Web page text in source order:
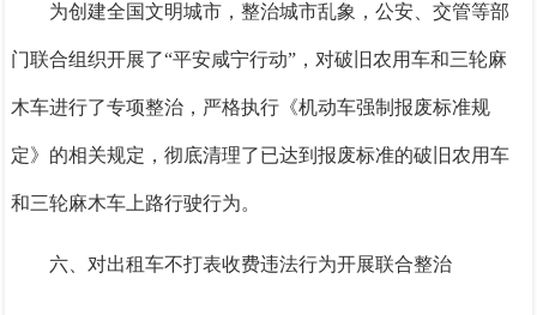
为创建全国文明城市，整治城市乱象，公安、交管等部
门联合组织开展了“平安咸宁行动”，对破旧农用车和三轮麻
木车进行了专项整治，严格执行《机动车强制报废标准规
定》的相关规定，彻底清理了已达到报废标准的破旧农用车
和三轮麻木车上路行驶行为。
六、对出租车不打表收费违法行为开展联合整治